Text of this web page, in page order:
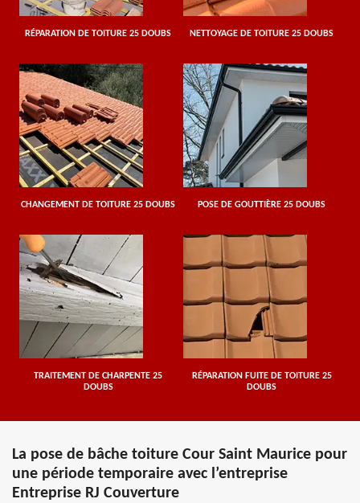
RÉPARATION DE TOITURE 25 DOUBS NETTOYAGE DE TOITURE 25 DOUBS
CHANGEMENT DE TOITURE 25 DOUBS POSE DE GOUTTIÈRE 25 DOUBS
TRAITEMENT DE CHARPENTE 25
DOUBS
RÉPARATION FUITE DE TOITURE 25
DOUBS
La pose de bâche toiture Cour Saint Maurice pour
une période temporaire avec l’entreprise
Entreprise RJ Couverture